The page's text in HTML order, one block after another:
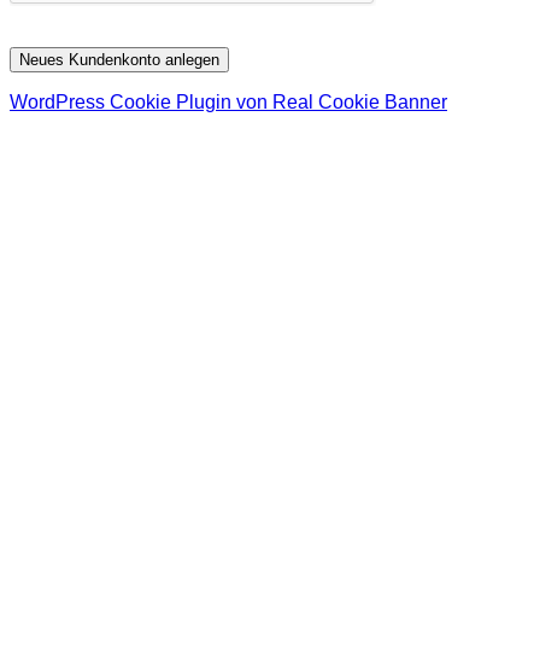
Neues Kundenkonto anlegen
WordPress Cookie Plugin von Real Cookie Banner